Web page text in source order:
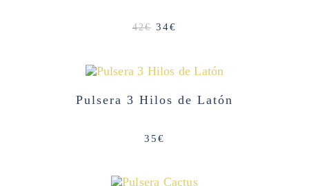
42€ El
precio
34€
Pulsera 3 Hilos de Latón
35€